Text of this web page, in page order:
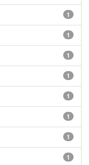
1
1
1
1
1
1
1
1